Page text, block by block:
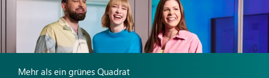
Mehr als ein grünes Quadrat